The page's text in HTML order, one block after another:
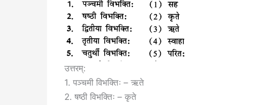
उत्तरम्:
1. पञ्चमी विभक्तिः – ऋते
2. षष्ठी विभक्तिः – कृते